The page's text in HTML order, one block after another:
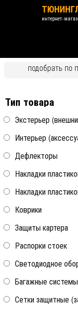
интернет-
Назад /
подобрать по
Тип товара
Экстерьер
Интерьер
Дефлекторы
Накладки
Накладки
Коврики
Защиты картера
Распорки стоек
Светодиодное
Багажные
Сетки защитные
Фиксаторы для
аэродинамических
образным профилем
(65 см.)
все модели
Антискол покрытия
крыши над лобовым
стеклом